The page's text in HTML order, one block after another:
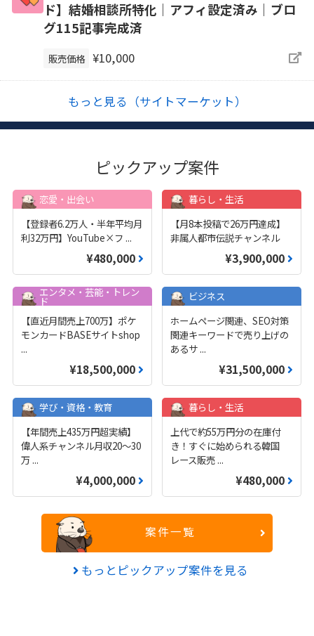
ド】結婚相談所特化｜アフィ設定済み｜ブロ
グ115記事完成済
販売価格 ¥10,000
もっと見る（サイトマーケット）
ピックアップ案件
恋愛・出会い
【登録者6.2万人・半年平均月
利32万円】YouTube×フ ...
¥480,000
暮らし・生活
【月8本投稿で26万円達成】
非属人都市伝説チャンネル
¥3,900,000
エンタメ・芸能・トレン
ド
【直近月間売上700万】ポケ
モンカードBASEサイトshop
...
¥18,500,000
ビジネス
ホームページ関連、SEO対策
関連キーワードで売り上げの
あるサ ...
¥31,500,000
学び・資格・教育
【年間売上435万円超実績】
偉人系チャンネル月収20～30
万 ...
¥4,000,000
暮らし・生活
上代で約55万円分の在庫付
き！すぐに始められる韓国
レース販売 ...
¥480,000
案件一覧
もっとピックアップ案件を見る